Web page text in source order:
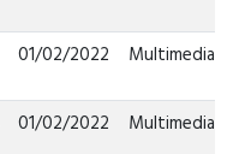
01/02/2022 Multimedia
01/02/2022 Multimedia